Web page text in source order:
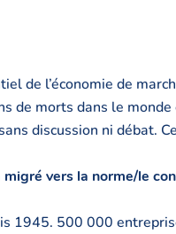
de l’économie de
de morts dans le monde
discussion ni débat.
vers la norme/le
1945. 500 000